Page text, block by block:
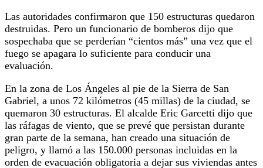
Las autoridades confirmaron que 150 estructuras quedaron
destruidas. Pero un funcionario de bomberos dijo que
sospechaba que se perderían “cientos más” una vez que el
fuego se apagara lo suficiente para conducir una
evaluación.
En la zona de Los Ángeles al pie de la Sierra de San
Gabriel, a unos 72 kilómetros (45 millas) de la ciudad, se
quemaron 30 estructuras. El alcalde Eric Garcetti dijo que
las ráfagas de viento, que se prevé que persistan durante
gran parte de la semana, han creado una situación de
peligro, y llamó a las 150.000 personas incluidas en la
orden de evacuación obligatoria a dejar sus viviendas antes